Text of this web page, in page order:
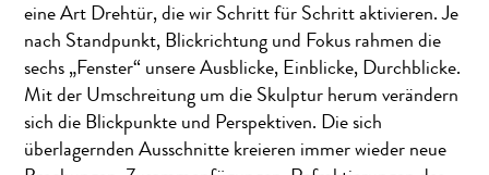
eine Art Drehtür, die wir Schritt für Schritt aktivieren. Je
nach Standpunkt, Blickrichtung und Fokus rahmen die
sechs „Fenster“ unsere Ausblicke, Einblicke, Durchblicke.
Mit der Umschreitung um die Skulptur herum verändern
sich die Blickpunkte und Perspektiven. Die sich
überlagernden Ausschnitte kreieren immer wieder neue